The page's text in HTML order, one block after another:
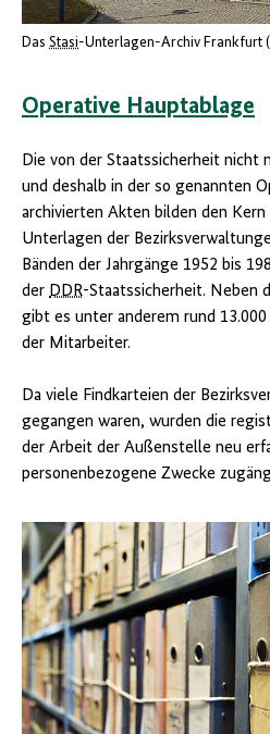
Das Stasi-Unterlagen-Archiv Frankfurt
Operative Hauptablage
Die von der Staatssicherheit nicht
und deshalb in der so genannten
archivierten Akten bilden den
Unterlagen der
Bänden der Jahrgänge 1952 bis
der DDR-Staatssicherheit. Neben
gibt es unter anderem rund 13.000
der Mitarbeiter.
Da viele Findkarteien der
gegangen waren, wurden die
der Arbeit der Außenstelle neu
personenbezogene Zwecke